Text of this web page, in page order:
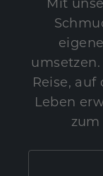
Mit
Reise,
Leben